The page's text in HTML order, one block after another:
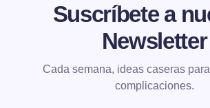
Suscríbete a
Newsletter
Cada semana, ideas caseras
complicaciones.